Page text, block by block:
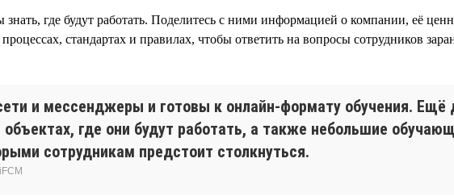
где будут работать. Поделитесь с ними информацией о компании, её
стандартах и правилах, чтобы ответить на вопросы сотрудников
и мессенджеры и готовы к онлайн-формату обучения. Ещё
где они будут работать, а также небольшие
сотрудникам предстоит столкнуться.